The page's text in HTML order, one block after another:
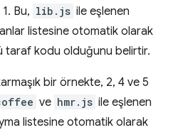
Bu, lib.js ile eşlenen
listesine otomatik olarak
taraf kodu olduğunu belirtir.
bir örnekte, 2, 4 ve 5
ve hmr.js ile eşlenen
listesine otomatik olarak